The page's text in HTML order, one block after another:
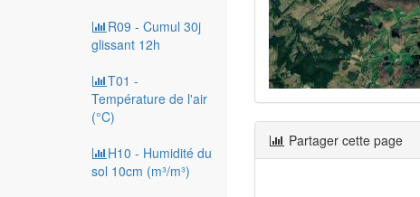
R09 - Cumul 30j
glissant 12h
T01 -
Température de l'air
(°C)
H10 - Humidité du
sol 10cm (m³/m³)
Partager cette page